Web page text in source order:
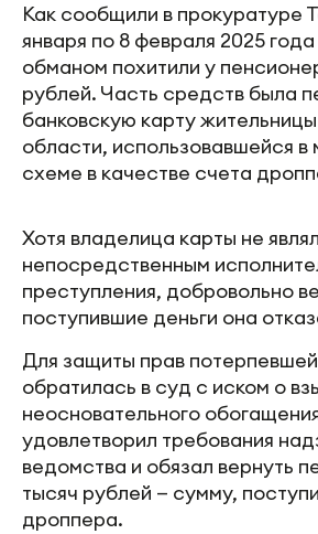
Как сообщили в прокуратуре
января по 8 февраля 2025
обманом похитили у
рублей. Часть средств была
банковскую карту
области, использовавшейся
схеме в качестве счета
Хотя владелица карты не
непосредственным
преступления, добровольно
поступившие деньги она
Для защиты прав
обратилась в суд с иском о
неосновательного
удовлетворил требования
ведомства и обязал вернуть
тысяч рублей — сумму,
дроппера.